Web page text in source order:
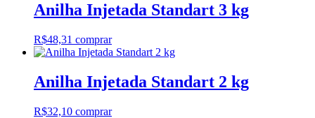
Anilha Injetada Standart 3 kg
R$48,31 comprar
Anilha Injetada Standart 2 kg
R$32,10 comprar